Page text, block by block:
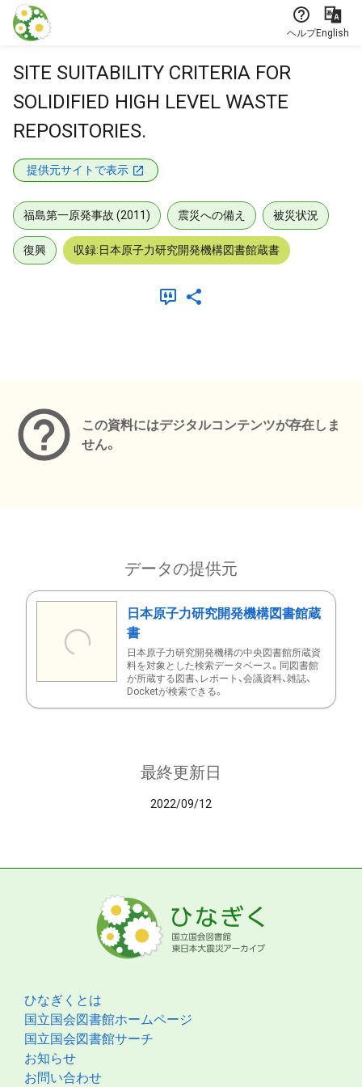
本文に飛ぶ
ヘルプEnglish
SITE SUITABILITY CRITERIA FOR
SOLIDIFIED HIGH LEVEL WASTE
REPOSITORIES.
提供元サイトで表示
福島第一原発事故 (2011) 震災への備え 被災状況
復興 収録:日本原子力研究開発機構図書館蔵書
この資料にはデジタルコンテンツが存在しま
せん。
データの提供元
日本原子力研究開発機構図書館蔵
書
日本原子力研究開発機構の中央図書館所蔵資
料を対象とした検索データベース。同図書館
が所蔵する図書、レポート、会議資料、雑誌、
Docketが検索できる。
最終更新日
2022/09/12
ひなぎくとは
国立国会図書館ホームページ
国立国会図書館サーチ
お知らせ
お問い合わせ